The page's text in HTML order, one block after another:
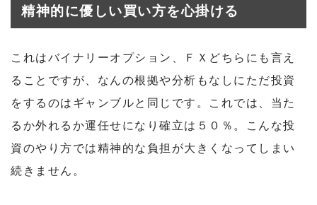
精神的に優しい買い方を心掛ける
これはバイナリーオプション、ＦＸどちらにも言え
ることですが、なんの根拠や分析もなしにただ投資
をするのはギャンブルと同じです。これでは、当た
るか外れるか運任せになり確立は５０％。こんな投
資のやり方では精神的な負担が大きくなってしまい
続きません。